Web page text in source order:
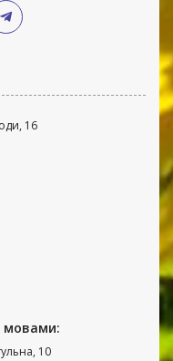
16
мовами:
10